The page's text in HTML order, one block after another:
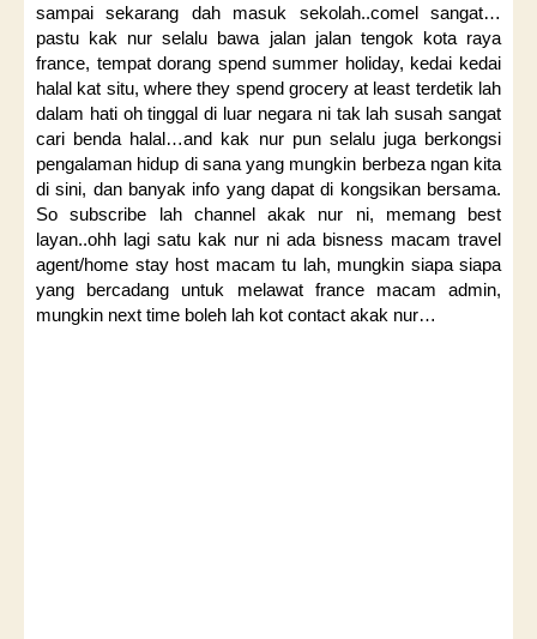
sampai sekarang dah masuk sekolah..comel sangat…
pastu kak nur selalu bawa jalan jalan tengok kota raya
france, tempat dorang spend summer holiday, kedai kedai
halal kat situ, where they spend grocery at least terdetik lah
dalam hati oh tinggal di luar negara ni tak lah susah sangat
cari benda halal…and kak nur pun selalu juga berkongsi
pengalaman hidup di sana yang mungkin berbeza ngan kita
di sini, dan banyak info yang dapat di kongsikan bersama.
So subscribe lah channel akak nur ni, memang best
layan..ohh lagi satu kak nur ni ada bisness macam travel
agent/home stay host macam tu lah, mungkin siapa siapa
yang bercadang untuk melawat france macam admin,
mungkin next time boleh lah kot contact akak nur…